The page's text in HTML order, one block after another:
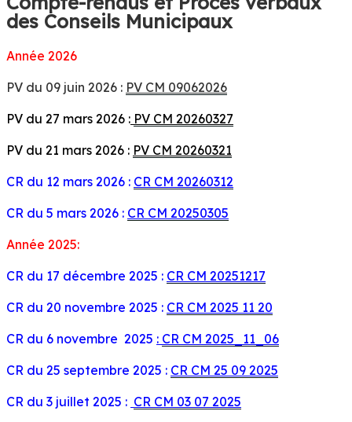
des Conseils Municipaux
Année 2026
PV du 09 juin 2026 : PV CM 09062026
PV du 27 mars 2026 : PV CM 20260327
PV du 21 mars 2026 : PV CM 20260321
CR du 12 mars 2026 : CR CM 20260312
CR du 5 mars 2026 : CR CM 20250305
Année 2025:
CR du 17 décembre 2025 : CR CM 20251217
CR du 20 novembre 2025 : CR CM 2025 11 20
CR du 6 novembre 2025 : CR CM 2025_11_06
CR du 25 septembre 2025 : CR CM 25 09 2025
CR du 3 juillet 2025 : CR CM 03 07 2025